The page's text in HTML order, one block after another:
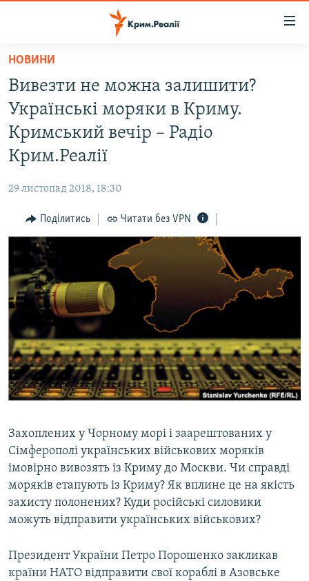
Перейти
основного
матеріалу
Перейти
до
основної
Перейти
пошуку
ВІДЕО ТА ФОТО
ПОЛІТИКА
ІНТЕРВ'Ю
ВСЕ ЗА ДЕНЬ
СПЕЦПРОЕКТИ
ДЕПОРТАЦІЯ
ВІДЕОУРОКИ «ELIFBE»
СВІДЧЕННЯ ОКУПАЦІЇ
УКРАЇНСЬКА ПРОБЛЕМА КРИМУ
ІНФОГРАФІКА
ЯК ОБІЙТИ БЛОКУВАННЯ
Русский
Qırımtatar
ДОЛУЧАЙСЯ!
Усі сайти RFE/RL
НОВИНИ
Вивезти не можна залишити?
Українські моряки в Криму.
Кримський вечір – Радіо
Крим.Реалії
29 листопад 2018, 18:30
Поділитись Читати без VPN
Захоплених у Чорному морі і заарештованих у
Сімферополі українських військових моряків
імовірно вивозять із Криму до Москви. Чи справді
моряків етапують із Криму? Як вплине це на якість
захисту полонених? Куди російські силовики
можуть відправити українських військових?
Президент України Петро Порошенко закликав
країни НАТО відправити свої кораблі в Азовське